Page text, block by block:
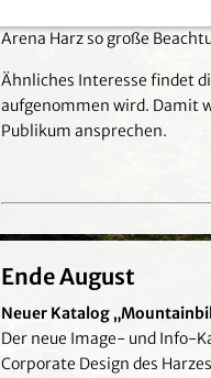
stattfindenden regionalen
Arena Harz so große
Ähnliches Interesse findet
aufgenommen wird. Damit
Publikum ansprechen.
Ende August
Neuer Katalog
Der neue Image- und Info-
Corporate Design des